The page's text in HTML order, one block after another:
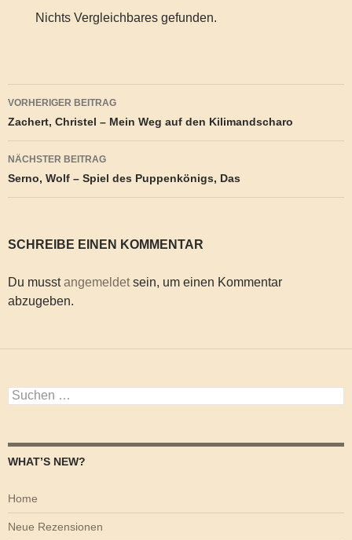
Nichts Vergleichbares gefunden.
Beitragsnavigation
VORHERIGER BEITRAG
Zachert, Christel – Mein Weg auf den Kilimandscharo
NÄCHSTER BEITRAG
Serno, Wolf – Spiel des Puppenkönigs, Das
SCHREIBE EINEN KOMMENTAR
Du musstangemeldetsein, um einen Kommentar
abzugeben.
Suchen
nach:
WHAT’S NEW?
Home
Neue Rezensionen